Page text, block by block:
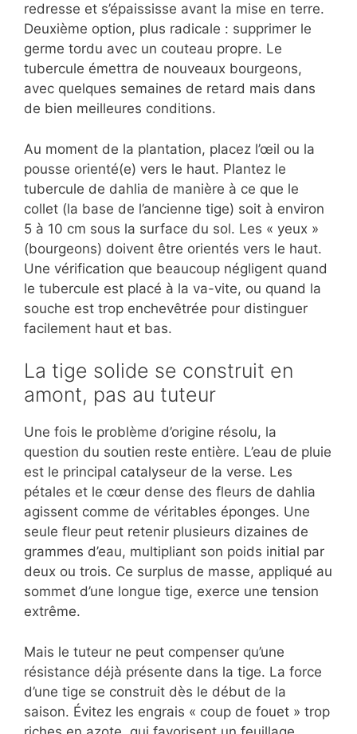
redresse et s’épaississe avant la mise en terre.
Deuxième option, plus radicale : supprimer le
germe tordu avec un couteau propre. Le
tubercule émettra de nouveaux bourgeons,
avec quelques semaines de retard mais dans
de bien meilleures conditions.
Au moment de la plantation, placez l’œil ou la
pousse orienté(e) vers le haut. Plantez le
tubercule de dahlia de manière à ce que le
collet (la base de l’ancienne tige) soit à environ
5 à 10 cm sous la surface du sol. Les « yeux »
(bourgeons) doivent être orientés vers le haut.
Une vérification que beaucoup négligent quand
le tubercule est placé à la va-vite, ou quand la
souche est trop enchevêtrée pour distinguer
facilement haut et bas.
La tige solide se construit en
amont, pas au tuteur
Une fois le problème d’origine résolu, la
question du soutien reste entière. L’eau de pluie
est le principal catalyseur de la verse. Les
pétales et le cœur dense des fleurs de dahlia
agissent comme de véritables éponges. Une
seule fleur peut retenir plusieurs dizaines de
grammes d’eau, multipliant son poids initial par
deux ou trois. Ce surplus de masse, appliqué au
sommet d’une longue tige, exerce une tension
extrême.
Mais le tuteur ne peut compenser qu’une
résistance déjà présente dans la tige. La force
d’une tige se construit dès le début de la
saison. Évitez les engrais « coup de fouet » trop